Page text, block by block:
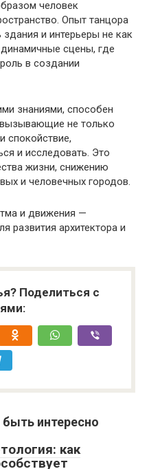
человек
Опыт танцора
здания и интерьеры не как
сцены, где
в создании
знаниями, способен
вызывающие не только
спокойствие,
и исследовать. Это
жизни, снижению
и человечных городов.
и движения —
развития архитектора и
Поделиться с
интересно
как